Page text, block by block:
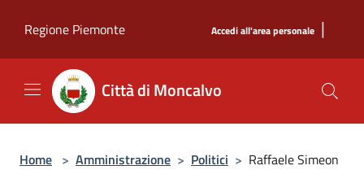
Regione Piemonte
Accedi all'area personale |
Città di Moncalvo
Home > Amministrazione > Politici > Raffaele Simeon